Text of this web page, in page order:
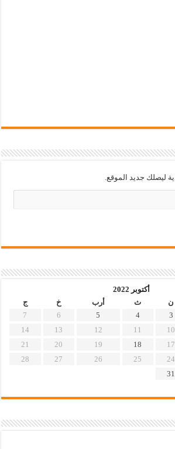
ليصلك جديد الموقع.
أكتوبر 2022
ن ث أرب خ
ج
3
4
5
6
7
10
11
12
13
14
17
18
19
20
21
24
25
26
27
28
31